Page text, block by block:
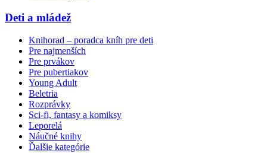
Deti a mládež
Knihorad – poradca kníh pre deti
Pre najmenších
Pre prvákov
Pre pubertiakov
Young Adult
Beletria
Rozprávky
Sci-fi, fantasy a komiksy
Leporelá
Náučné knihy
Ďalšie kategórie